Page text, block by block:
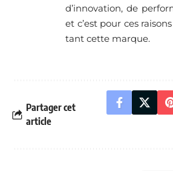
d’innovation, de
et c’est pour ces
tant cette marque.
Partager cet
article